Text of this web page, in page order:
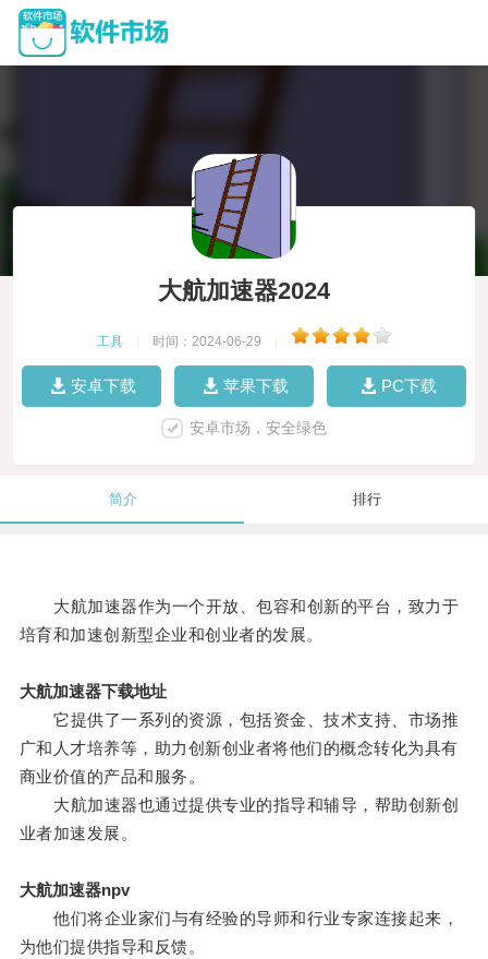
大航加速器2024
工具 时间：2024-06-29
安卓下载 苹果下载 PC下载
安卓市场，安全绿色
简介 排行
大航加速器作为一个开放、包容和创新的平台，致力于
培育和加速创新型企业和创业者的发展。
大航加速器下载地址
它提供了一系列的资源，包括资金、技术支持、市场推
广和人才培养等，助力创新创业者将他们的概念转化为具有
商业价值的产品和服务。
大航加速器也通过提供专业的指导和辅导，帮助创新创
业者加速发展。
大航加速器npv
他们将企业家们与有经验的导师和行业专家连接起来，
为他们提供指导和反馈。